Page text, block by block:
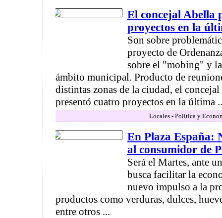
El concejal Abella
proyectos en la
Son sobre
proyecto de
sobre el "mobing" y
ámbito municipal. Producto de
distintas zonas de la ciudad, el
presentó cuatro proyectos en la última
Locales - Política y
En Plaza España:
al consumidor de
Será el Martes, ante
busca facilitar la
nuevo impulso a la
productos como verduras, dulces,
entre otros ...